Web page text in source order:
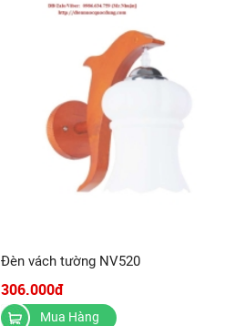
Đèn vách tường NV520
306.000đ
Mua Hàng